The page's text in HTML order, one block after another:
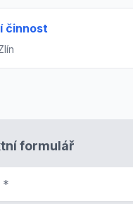
činnost
formulář